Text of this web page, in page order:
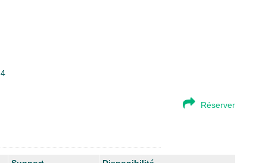
Réserver